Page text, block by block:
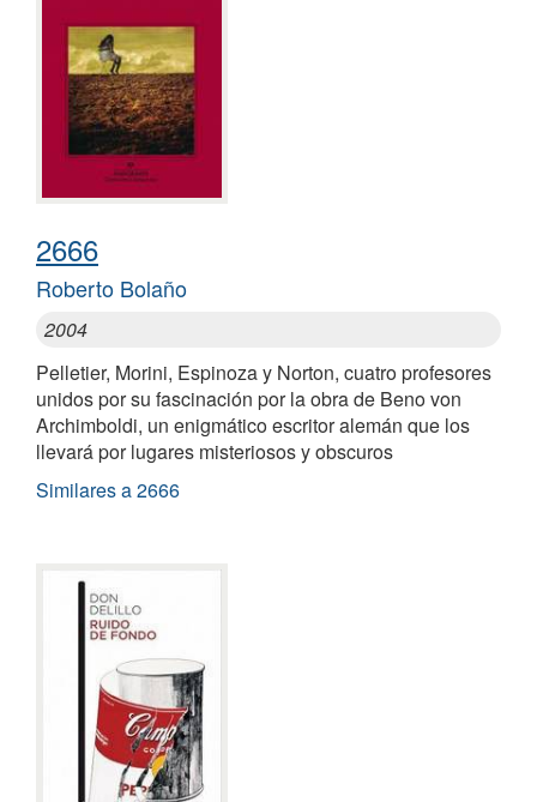
2666
Roberto Bolaño
2004
Pelletier, Morini, Espinoza y Norton, cuatro profesores
unidos por su fascinación por la obra de Beno von
Archimboldi, un enigmático escritor alemán que los
llevará por lugares misteriosos y obscuros
Similares a 2666